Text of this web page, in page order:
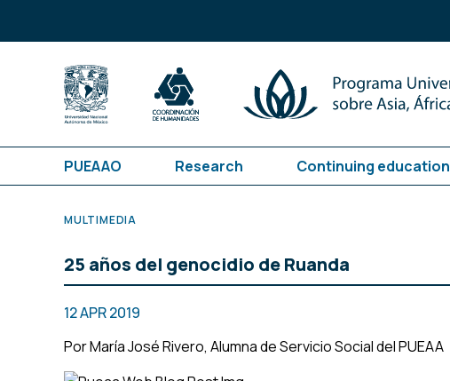
PUEAAO Research Continuing education
MULTIMEDIA
25 años del genocidio de Ruanda
12 APR 2019
Por María José Rivero, Alumna de Servicio Social del PUEAA